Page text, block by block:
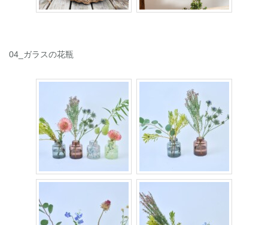
04_ガラスの花瓶